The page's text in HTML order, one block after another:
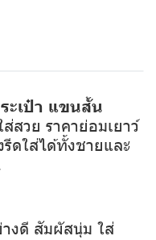
ะเป๋า แขนสั้น
สวย ราคาย่อมเยาว์
ดใส่ได้ทั้งชายและ
งดี สัมผัสนุ่ม ใส่